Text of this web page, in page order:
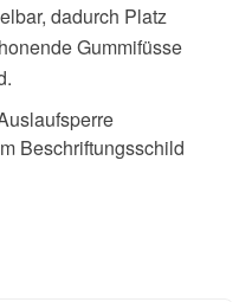
dadurch Platz
Gummifüsse
Beschriftungsschild